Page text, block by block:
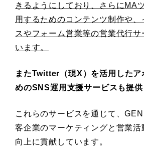
きるようにしており、さらにMA
用するためのコンテンツ制作や
スやフォーム営業等の営業代行サ
います。
またTwitter（現X）を活用したア
めのSNS運用支援サービスも提供
これらのサービスを通じて、
客企業のマーケティングと営業
向上に貢献しています。